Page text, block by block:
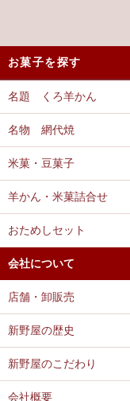
お菓子を探す
名題 くろ羊かん
名物 網代焼
米菓・豆菓子
羊かん・米菓詰合せ
おためしセット
会社について
店舗・卸販売
新野屋の歴史
新野屋のこだわり
会社概要